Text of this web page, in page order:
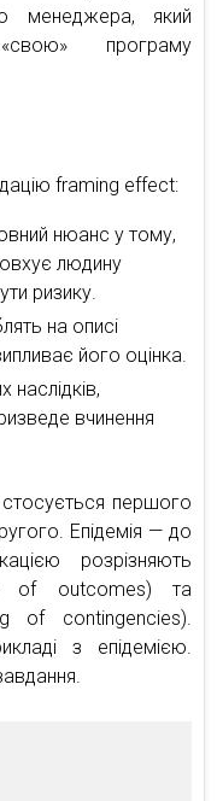
менеджера, який
програму
framing effect:
нюанс у тому,
людину
ризику.
на описі
його оцінка.
наслідків,
вчинення
першого
Епідемія — до
розрізняють
of outcomes) та
of contingencies).
з епідемією.